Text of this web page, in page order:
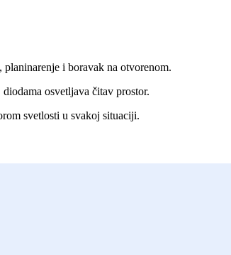
i boravak na otvorenom.
osvetljava čitav prostor.
svetlosti u svakoj situaciji.